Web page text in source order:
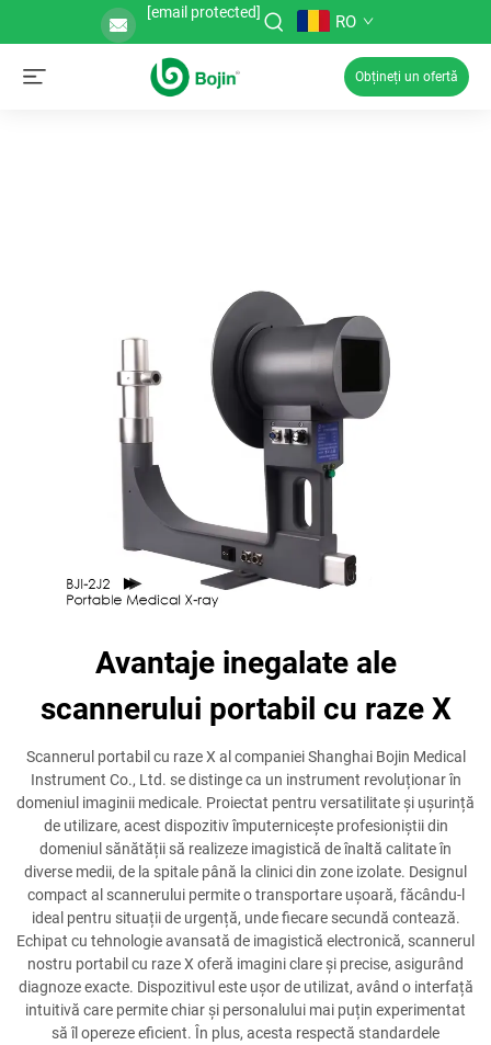
[email protected] RO
Obțineți un ofertă
Avantaje inegalate ale
scannerului portabil cu raze X
Scannerul portabil cu raze X al companiei Shanghai Bojin Medical
Instrument Co., Ltd. se distinge ca un instrument revoluționar în
domeniul imaginii medicale. Proiectat pentru versatilitate și ușurință
de utilizare, acest dispozitiv împuternicește profesioniștii din
domeniul sănătății să realizeze imagistică de înaltă calitate în
diverse medii, de la spitale până la clinici din zone izolate. Designul
compact al scannerului permite o transportare ușoară, făcându-l
ideal pentru situații de urgență, unde fiecare secundă contează.
Echipat cu tehnologie avansată de imagistică electronică, scannerul
nostru portabil cu raze X oferă imagini clare și precise, asigurând
diagnoze exacte. Dispozitivul este ușor de utilizat, având o interfață
intuitivă care permite chiar și personalului mai puțin experimentat
să îl opereze eficient. În plus, acesta respectă standardele